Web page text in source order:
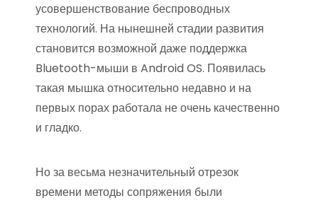
усовершенствование беспроводных
технологий. На нынешней стадии развития
становится возможной даже поддержка
Bluetooth-мыши в Android OS. Появилась
такая мышка относительно недавно и на
первых порах работала не очень качественно
и гладко.
Но за весьма незначительный отрезок
времени методы сопряжения были